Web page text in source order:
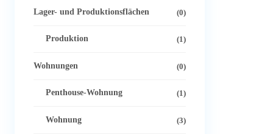
Lager- und Produktionsflächen (0)
Produktion (1)
Wohnungen (0)
Penthouse-Wohnung (1)
Wohnung (3)